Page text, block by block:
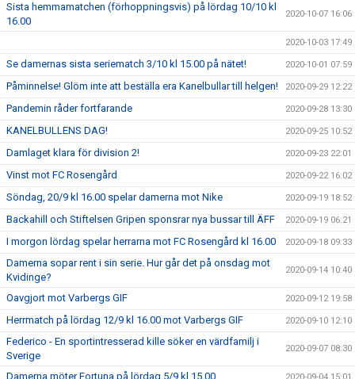
Sista hemmamatchen (förhoppningsvis) på lördag 10/10 kl
16.00
2020-10-07 16:06
2020-10-03 17:49
Se damernas sista seriematch 3/10 kl 15.00 på nätet! 2020-10-01 07:59
Påminnelse! Glöm inte att beställa era Kanelbullar till helgen! 2020-09-29 12:22
Pandemin råder fortfarande 2020-09-28 13:30
KANELBULLENS DAG! 2020-09-25 10:52
Damlaget klara för division 2! 2020-09-23 22:01
Vinst mot FC Rosengård 2020-09-22 16:02
Söndag, 20/9 kl 16.00 spelar damerna mot Nike 2020-09-19 18:52
Backahill och Stiftelsen Gripen sponsrar nya bussar till ÄFF 2020-09-19 06:21
I morgon lördag spelar herrarna mot FC Rosengård kl 16.00 2020-09-18 09:33
Damerna sopar rent i sin serie. Hur går det på onsdag mot
Kvidinge?
2020-09-14 10:40
Oavgjort mot Varbergs GIF 2020-09-12 19:58
Herrmatch på lördag 12/9 kl 16.00 mot Varbergs GIF 2020-09-10 12:10
Federico - En sportintresserad kille söker en värdfamilj i
Sverige
2020-09-07 08:30
Damerna möter Fortuna på lördag 5/9 kl 15.00